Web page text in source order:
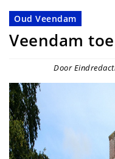
Oud Veendam
Veendam
Door